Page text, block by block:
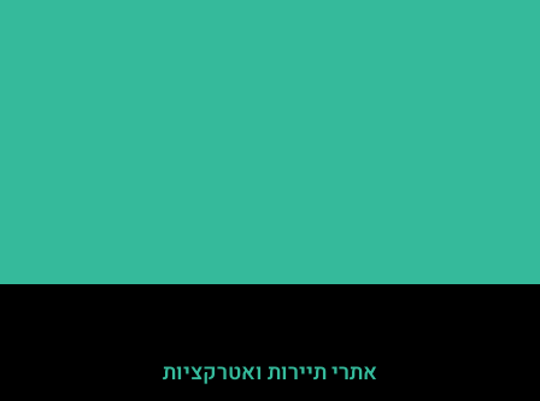
אתרי תיירות ואטרקציות